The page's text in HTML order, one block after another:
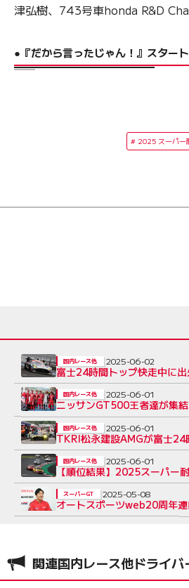
津弘樹、743号車honda R&D
●『だから言ったじゃん！』スター
2025 スーパー
富士24時間トップ快走中に
国内レース他 2025-06-02
ニッサンGT500王者達が集
国内レース他 2025-06-01
TKRI松永建設AMGが富士
国内レース他 2025-06-01
【順位結果】2025スーパー
国内レース他 2025-06-01
オートスポーツweb20周年
スーパーGT 2025-05-08
関連国内レース他ドライバ